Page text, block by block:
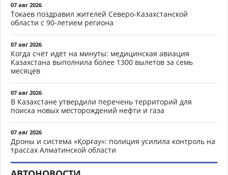
07 авг 2026
Токаев поздравил жителей Северо-Казахстанской
области с 90-летием региона
07 авг 2026
Когда счёт идёт на минуты: медицинская авиация
Казахстана выполнила более 1300 вылетов за семь
месяцев
07 авг 2026
В Казахстане утвердили перечень территорий для
поиска новых месторождений нефти и газа
07 авг 2026
Дроны и система «Қорғау»: полиция усилила контроль на
трассах Алматинской области